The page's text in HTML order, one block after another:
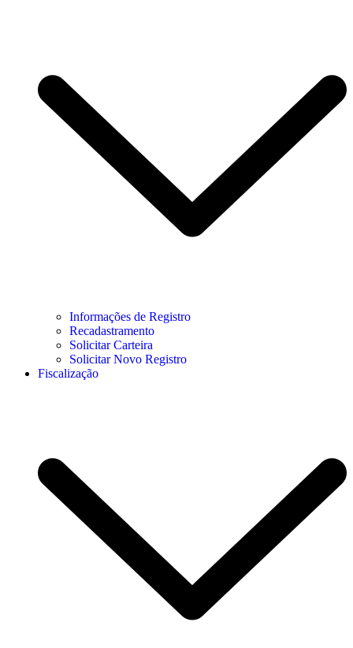
Informações de Registro
Recadastramento
Solicitar Carteira
Solicitar Novo Registro
Fiscalização